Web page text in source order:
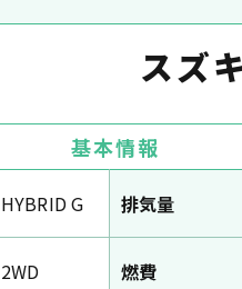
スズ
基本情報
HYBRID G 排気量
2WD 燃費